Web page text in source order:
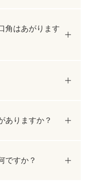
角はあがります
ありますか？
ですか？